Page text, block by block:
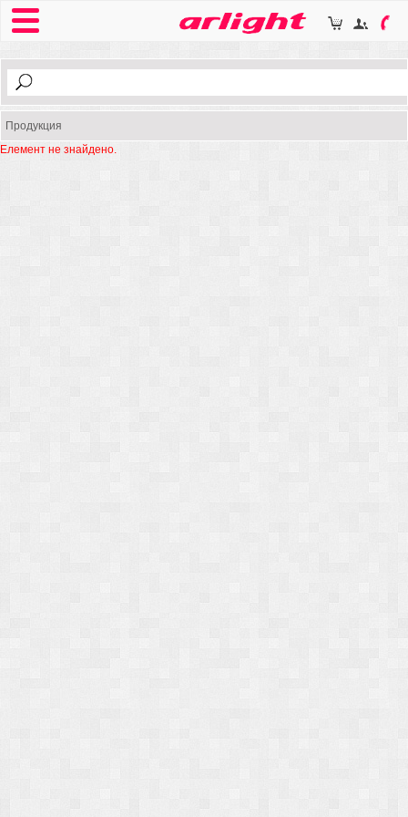
Продукция
Елемент не знайдено.